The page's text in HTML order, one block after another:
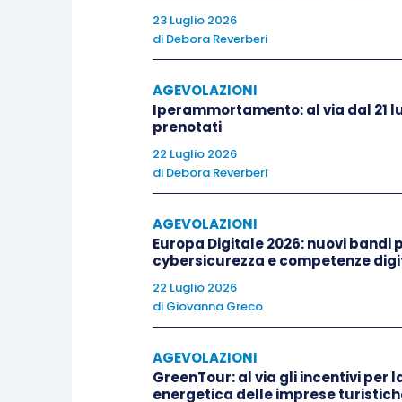
applicata ai redditi conseguiti dalla
differenza tra i canoni di
Nel secondo caso (utilizzazione
contributo economico
determinarsi tramite una apposita
In altri termini, in caso di utilizzo
concordare con l’Agenzia delle
agevolare in applicazione del
I termini e le modalità dell’esercizio
caso di concessione a terzi che di
23 Luglio 2026
di Debora Reverberi
AGEVOLAZIONI
Iperammortamento: al via dal 21
prenotati
22 Luglio 2026
di Debora Reverberi
AGEVOLAZIONI
Europa Digitale 2026: nuovi
cybersicurezza e competenze
22 Luglio 2026
di Giovanna Greco
AGEVOLAZIONI
GreenTour: al via gli incentivi per
energetica delle imprese